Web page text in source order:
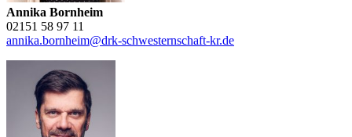
Annika Bornheim
02151 58 97 11
annika.bornheim@drk-schwesternschaft-kr.de